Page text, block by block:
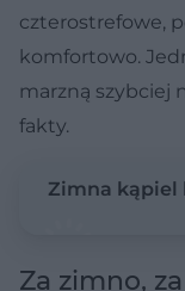
czterostrefowe,
komfortowo.
marzną szybciej
fakty.
Zimna kąpiel
Za zimno,